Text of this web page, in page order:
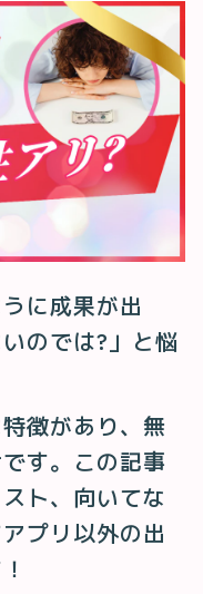
に成果が出
のでは?」と悩
徴があり、無
す。この記事
ト、向いてな
プリ以外の出